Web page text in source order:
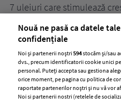
7 uleiuri care stimulează
Nouă ne pasă ca datele
confidențiale
Noi și partenerii noștri594stocăm și/sau
dvs., precum identificatorii cookie unici
personal. Puteți accepta sau gestiona
orice moment, pe pagina cu politica de
raportate partenerilor noștri și nu vă vor
Noi si partenerii nostri (retelele de